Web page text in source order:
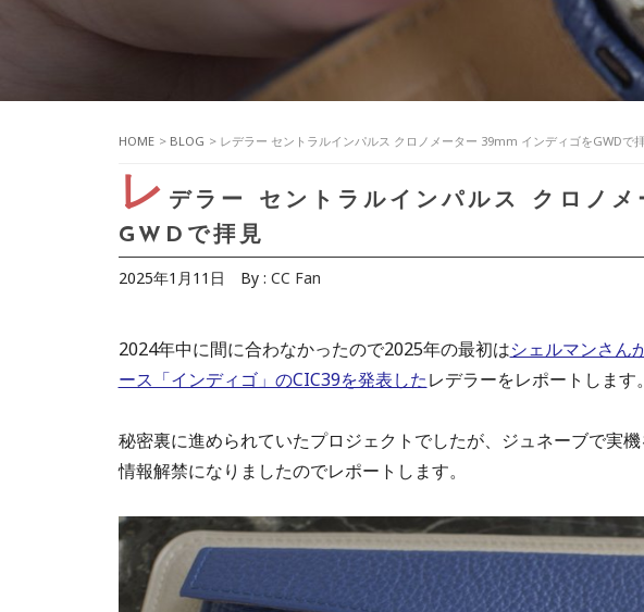
HOME > BLOG > レデラー セントラルインパルス クロノメーター 39mm インディゴをGWDで
レ デラー セントラルインパルス クロノ
GWDで拝見
2025年1月11日 By : CC Fan
2024年中に間に合わなかったので2025年の最初はシェルマンさん
ース「インディゴ」のCIC39を発表したレデラーをレポートします。
秘密裏に進められていたプロジェクトでしたが、ジュネーブで実機
情報解禁になりましたのでレポートします。